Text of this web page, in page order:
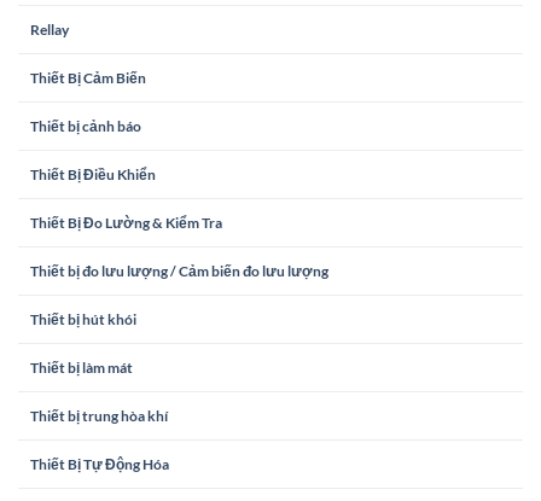
Rellay
Thiết Bị Cảm Biến
Thiết bị cảnh báo
Thiết Bị Điều Khiển
Thiết Bị Đo Lường & Kiểm Tra
Thiết bị đo lưu lượng / Cảm biến đo lưu lượng
Thiết bị hút khói
Thiết bị làm mát
Thiết bị trung hòa khí
Thiết Bị Tự Động Hóa